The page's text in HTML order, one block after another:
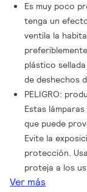
Es muy poco
tenga un
ventila la
plástico
de deshechos
PELIGRO:
Estas
que puede
Evite la
protección.
proteja a los
Ver más